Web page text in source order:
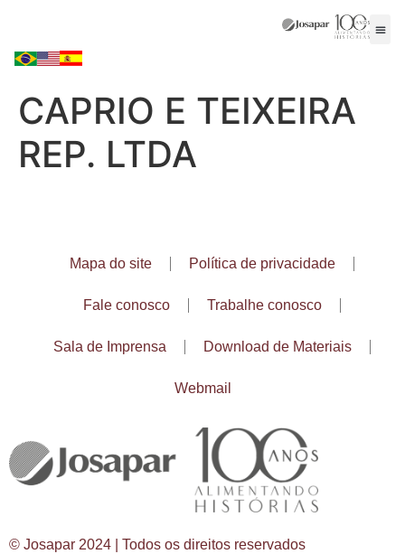
CAPRIO E TEIXEIRA
REP. LTDA
Mapa do site Política de privacidade
Fale conosco Trabalhe conosco
Sala de Imprensa Download de Materiais
Webmail
© Josapar 2024 | Todos os direitos reservados